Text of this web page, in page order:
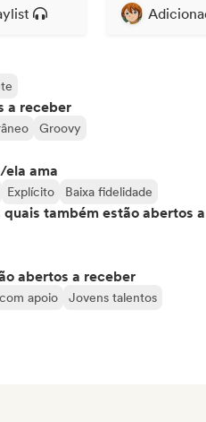
a receber
Groovy
ama
Explícito Baixa fidelidade
também estão abertos
abertos a receber
apoio Jovens talentos